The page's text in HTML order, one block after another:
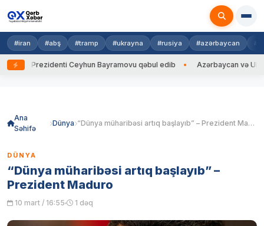
#iran #abş #tramp #ukrayna #rusiya #azərbaycan
Prezidenti Ceyhun Bayramovu qəbul edib Azərbaycan və Ukrayna
Ana
Səhifə
Dünya “Dünya müharibəsi artıq başlayıb” – Prezident Maduro
DÜNYA
“Dünya müharibəsi artıq başlayıb” –
Prezident Maduro
10 mart / 16:55 1 dəq